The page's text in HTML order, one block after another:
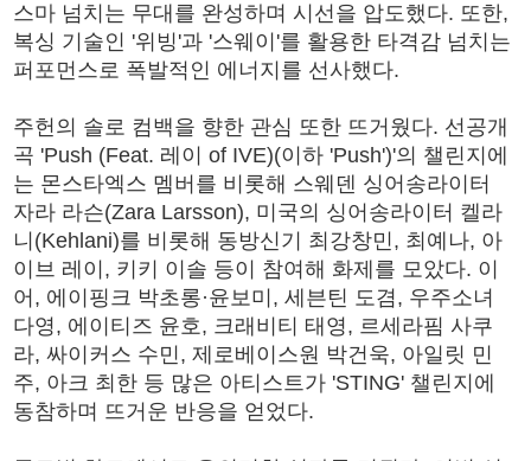
스마 넘치는 무대를 완성하며 시선을 압도했다. 또한,
복싱 기술인 '위빙'과 '스웨이'를 활용한 타격감 넘치는
퍼포먼스로 폭발적인 에너지를 선사했다.
주헌의 솔로 컴백을 향한 관심 또한 뜨거웠다. 선공개
곡 'Push (Feat. 레이 of IVE)(이하 'Push')'의 챌린지에
는 몬스타엑스 멤버를 비롯해 스웨덴 싱어송라이터
자라 라슨(Zara Larsson), 미국의 싱어송라이터 켈라
니(Kehlani)를 비롯해 동방신기 최강창민, 최예나, 아
이브 레이, 키키 이솔 등이 참여해 화제를 모았다. 이
어, 에이핑크 박초롱·윤보미, 세븐틴 도겸, 우주소녀
다영, 에이티즈 윤호, 크래비티 태영, 르세라핌 사쿠
라, 싸이커스 수민, 제로베이스원 박건욱, 아일릿 민
주, 아크 최한 등 많은 아티스트가 'STING' 챌린지에
동참하며 뜨거운 반응을 얻었다.